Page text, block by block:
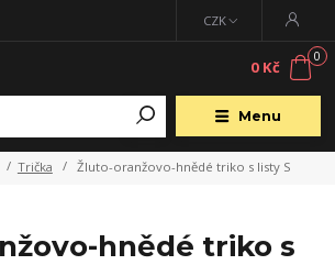
Menu
CZK
0
0 Kč
Trička Žluto-oranžovo-hnědé triko s listy S
hnědé triko s